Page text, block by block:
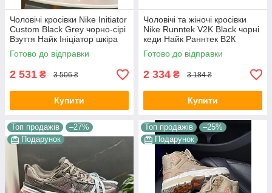
Чоловічі кросівки Nike Initiator
Custom Black Grey чорно-сірі
Взуття Найк Ініціатор шкіра
текстиль демісезонні для
хлопців
Готово до відправки
2 531 ₴ 3 506 ₴
Купити
Чоловічі та жіночі кросівки
Nike Runntek V2K Black чорні
кеди Найк Раннтек В2К
текстиль демісезон унісекс
В'єтнам
Готово до відправки
2 334 ₴ 3 184 ₴
Купити
Топ продажів
–27%
Подарунок
Топ продажів
–25%
Подарунок